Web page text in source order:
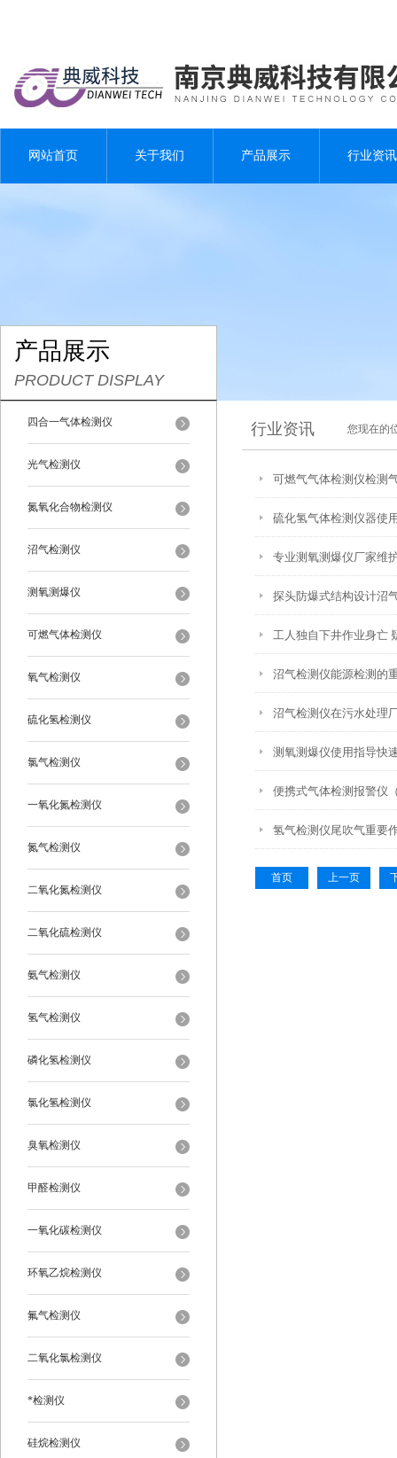
网站首页 关于我们 产品展示 行业资讯
产品展示
PRODUCT DISPLAY
四合一气体检测仪
光气检测仪
氮氧化合物检测仪
沼气检测仪
测氧测爆仪
可燃气体检测仪
氧气检测仪
硫化氢检测仪
氯气检测仪
一氧化氮检测仪
氮气检测仪
二氧化氮检测仪
二氧化硫检测仪
氨气检测仪
氢气检测仪
磷化氢检测仪
氯化氢检测仪
臭氧检测仪
甲醛检测仪
一氧化碳检测仪
环氧乙烷检测仪
氟气检测仪
二氧化氯检测仪
*检测仪
硅烷检测仪
行业资讯 您现在的
可燃气气体检测仪检测
硫化氢气体检测仪器使
专业测氧测爆仪厂家维
探头防爆式结构设计沼
工人独自下井作业身亡
沼气检测仪能源检测的
沼气检测仪在污水处理
测氧测爆仪使用指导快
便携式气体检测报警仪
氢气检测仪尾吹气重要
首页 上一页